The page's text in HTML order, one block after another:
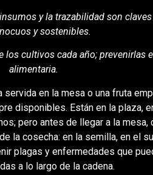
y la trazabilidad son
y sostenibles.
los cultivos cada año; prevenirlas
alimentaria.
en la mesa o una fruta
disponibles. Están en la plaza,
pero antes de llegar a la mesa,
la cosecha: en la semilla, en el
plagas y enfermedades que
a lo largo de la cadena.